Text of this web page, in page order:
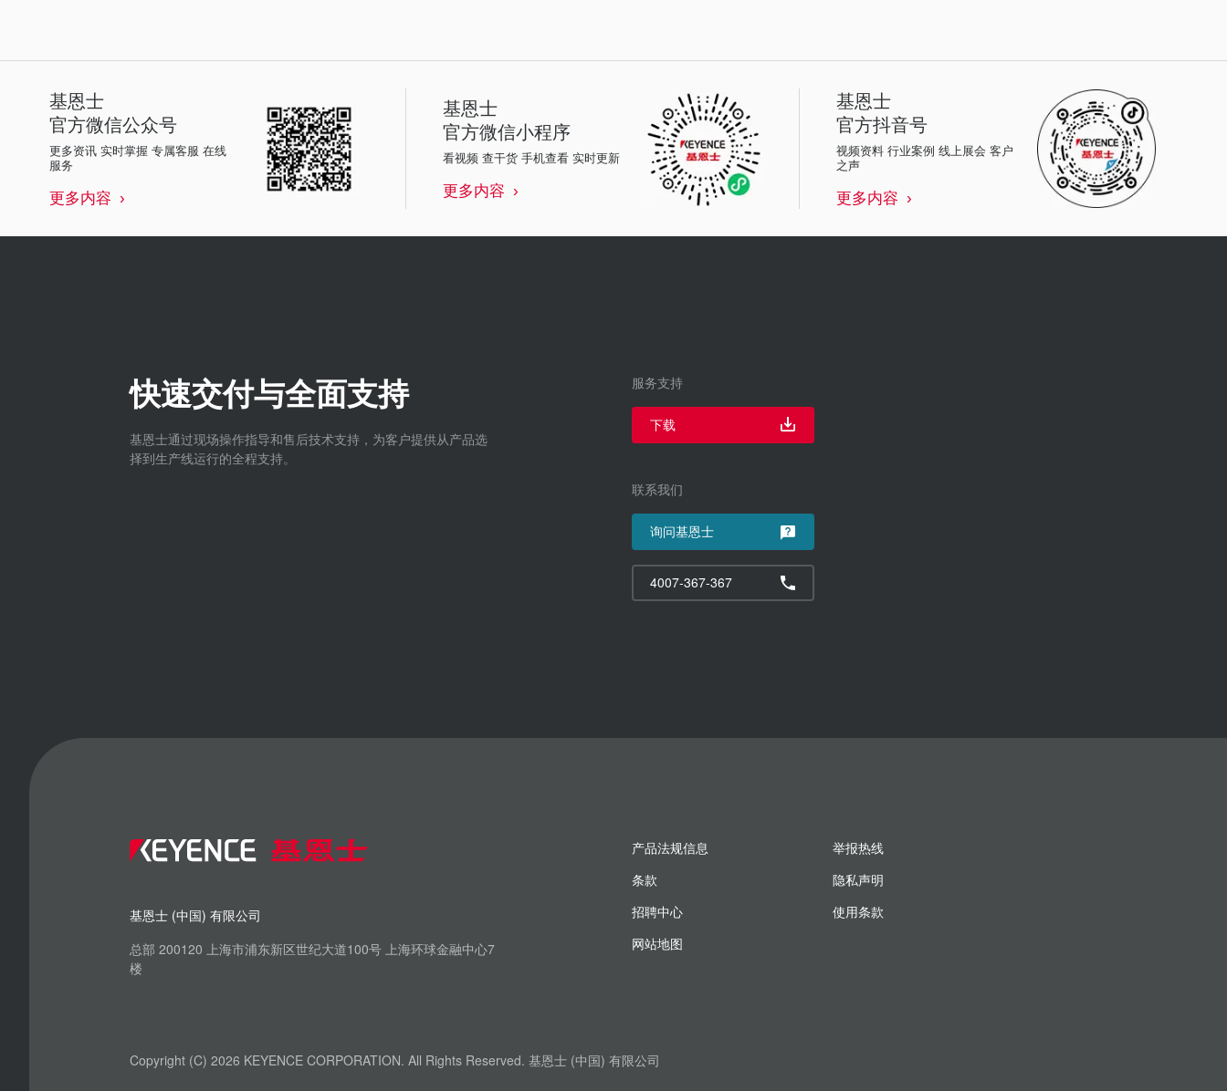
基恩士
官方微信公众号
更多资讯 实时掌握 专属客服 在线
服务
更多内容
基恩士
官方微信小程序
看视频 查干货 手机查看 实时更新
更多内容
基恩士
官方抖音号
视频资料 行业案例 线上展会 客户
之声
更多内容
快速交付与全面支持
基恩士通过现场操作指导和售后技术支持，为客户提供从产品选
择到生产线运行的全程支持。
服务支持
下载
联系我们
询问基恩士
4007-367-367
基恩士 (中国) 有限公司
总部 200120 上海市浦东新区世纪大道100号 上海环球金融中心7
楼
产品法规信息
举报热线
条款
隐私声明
招聘中心
使用条款
网站地图
Copyright (C) 2026 KEYENCE CORPORATION. All Rights Reserved. 基恩士 (中国) 有限公司